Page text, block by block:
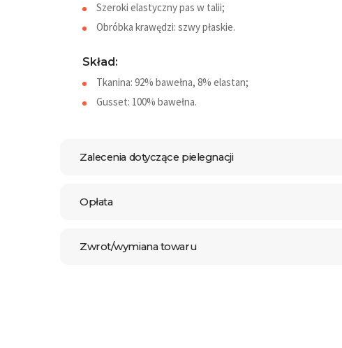
Szeroki elastyczny pas w talii;
Obróbka krawędzi: szwy płaskie.
Skład:
Tkanina: 92% bawełna, 8% elastan;
Gusset: 100% bawełna.
Zalecenia dotyczące pielegnacji
Opłata
Zwrot/wymiana towaru